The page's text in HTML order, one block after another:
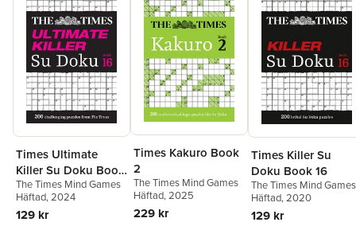
Times Ultimate
Killer Su Doku Book
16
The Times Mind Games
Häftad, 2024
129 kr
Times Kakuro Book
2
The Times Mind Games
Häftad, 2025
229 kr
Times Killer Su
Doku Book 16
The Times Mind Games
Häftad, 2020
129 kr